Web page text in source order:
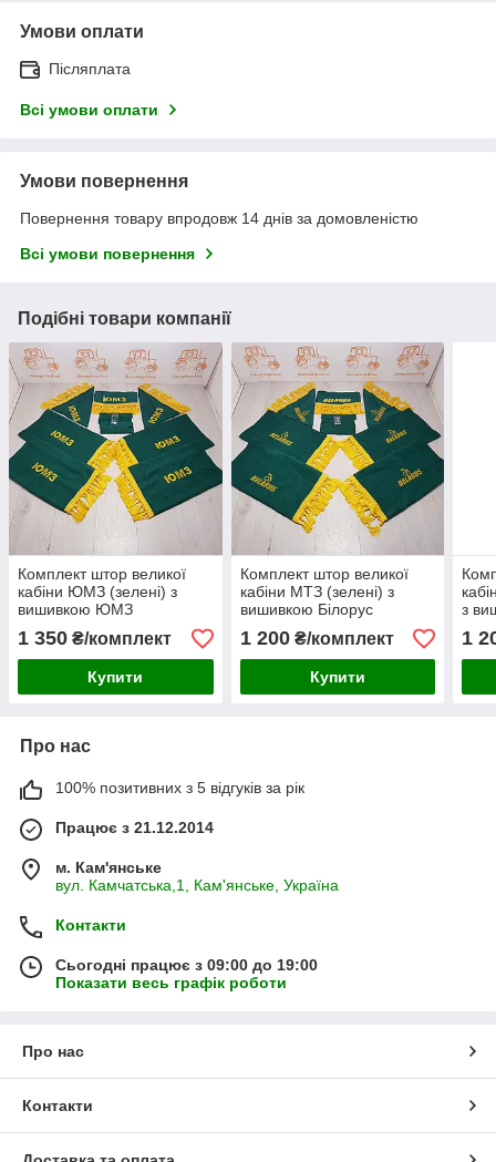
Умови оплати
Післяплата
Всі умови оплати
Умови повернення
Повернення товару впродовж 14 днів за домовленістю
Всі умови повернення
Подібні товари компанії
Комплект штор великої
кабіни ЮМЗ (зелені) з
вишивкою ЮМЗ
1 350 ₴/комплект
Купити
Комплект штор великої
кабіни МТЗ (зелені) з
вишивкою Білорус
1 200₴/комплект
Купити
з
1
Про нас
100% позитивних з 5 відгуків за рік
Працює з 21.12.2014
м. Кам'янське
вул. Камчатська,1, Кам'янське, Україна
Контакти
Сьогодні працює з 09:00 до 19:00
Показати весь графік роботи
Про нас
Контакти